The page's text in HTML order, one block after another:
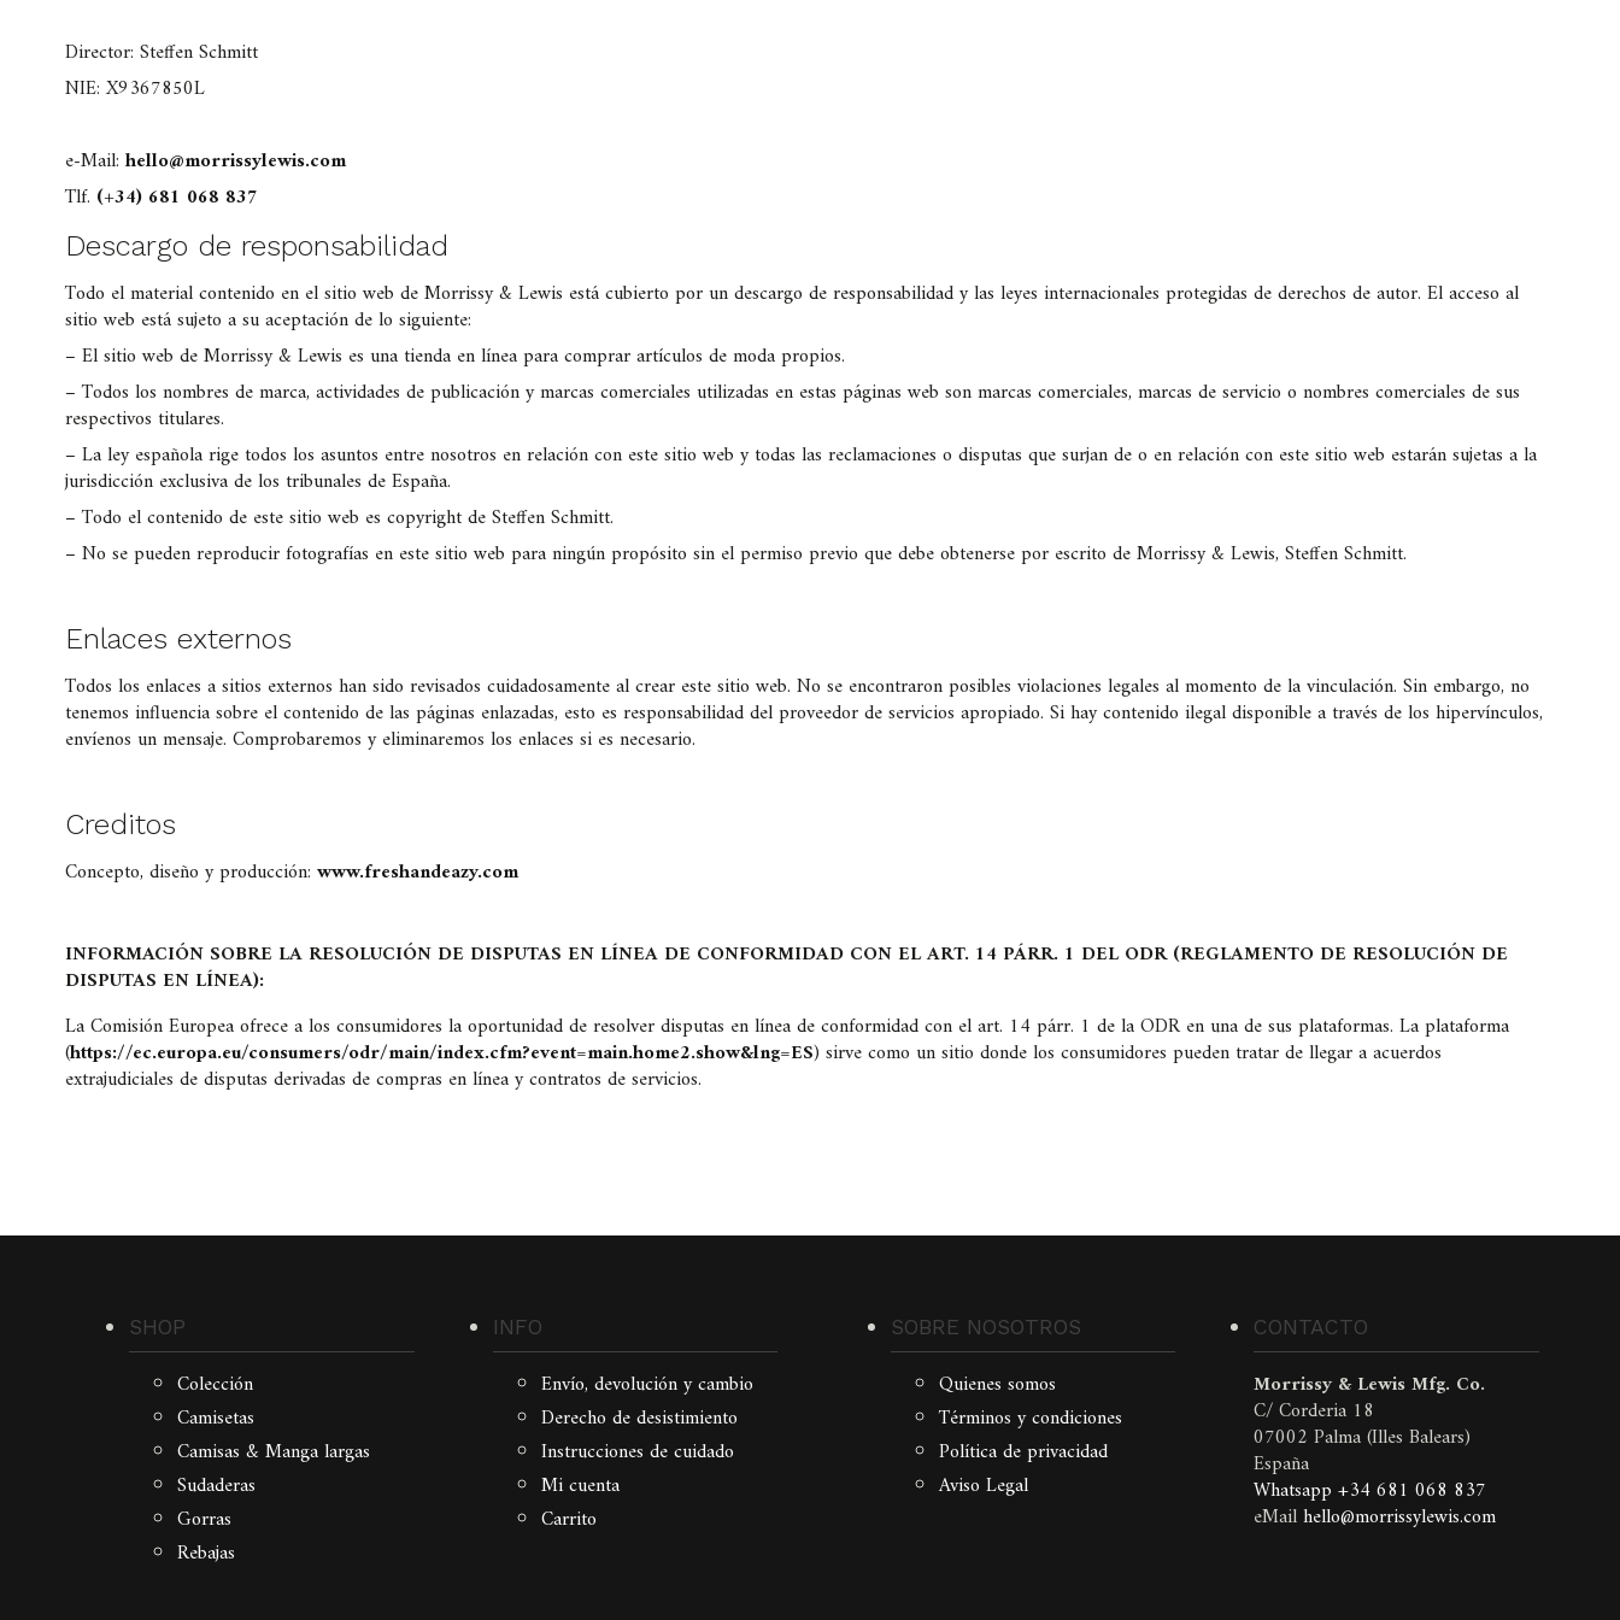
Director: Steffen Schmitt
NIE: X9367850L
e-Mail: hello@morrissylewis.com
Tlf. (+34) 681 068 837
Descargo de responsabilidad
Todo el material contenido en el sitio web de Morrissy & Lewis está cubierto por un descargo de responsabilidad y las leyes internacionales protegidas de derechos de autor. El acceso al
sitio web está sujeto a su aceptación de lo siguiente:
– El sitio web de Morrissy & Lewis es una tienda en línea para comprar artículos de moda propios.
– Todos los nombres de marca, actividades de publicación y marcas comerciales utilizadas en estas páginas web son marcas comerciales, marcas de servicio o nombres comerciales de sus
respectivos titulares.
– La ley española rige todos los asuntos entre nosotros en relación con este sitio web y todas las reclamaciones o disputas que surjan de o en relación con este sitio web estarán sujetas a la
jurisdicción exclusiva de los tribunales de España.
– Todo el contenido de este sitio web es copyright de Steffen Schmitt.
– No se pueden reproducir fotografías en este sitio web para ningún propósito sin el permiso previo que debe obtenerse por escrito de Morrissy & Lewis, Steffen Schmitt.
Enlaces externos
Todos los enlaces a sitios externos han sido revisados cuidadosamente al crear este sitio web. No se encontraron posibles violaciones legales al momento de la vinculación. Sin embargo, no
tenemos influencia sobre el contenido de las páginas enlazadas, esto es responsabilidad del proveedor de servicios apropiado. Si hay contenido ilegal disponible a través de los hipervínculos,
envíenos un mensaje. Comprobaremos y eliminaremos los enlaces si es necesario.
Creditos
Concepto, diseño y producción: www.freshandeazy.com
INFORMACIÓN SOBRE LA RESOLUCIÓN DE DISPUTAS EN LÍNEA DE CONFORMIDAD CON EL ART. 14 PÁRR. 1 DEL ODR (REGLAMENTO DE RESOLUCIÓN DE
DISPUTAS EN LÍNEA):
La Comisión Europea ofrece a los consumidores la oportunidad de resolver disputas en línea de conformidad con el art. 14 párr. 1 de la ODR en una de sus plataformas. La plataforma
(https://ec.europa.eu/consumers/odr/main/index.cfm?event=main.home2.show&lng=ES) sirve como un sitio donde los consumidores pueden tratar de llegar a acuerdos
extrajudiciales de disputas derivadas de compras en línea y contratos de servicios.
SHOP
Colección
Camisetas
Camisas & Manga largas
Sudaderas
Gorras
Rebajas
INFO
Envío, devolución y cambio
Derecho de desistimiento
Instrucciones de cuidado
Mi cuenta
Carrito
SOBRE NOSOTROS
Quienes somos
Términos y condiciones
Política de privacidad
Aviso Legal
CONTACTO
Morrissy & Lewis Mfg. Co.
C/ Corderia 18
07002 Palma (Illes Balears)
España
Whatsapp +34 681 068 837
eMailhello@morrissylewis.com